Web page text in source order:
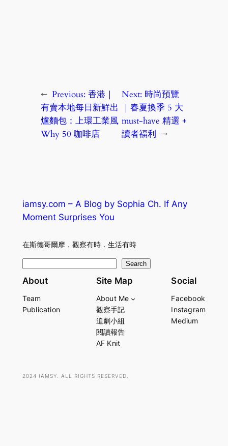
← Previous: 香港｜
有賣本地每日新鮮出
爐麵包：上環工業風
Why 50 咖啡店
Next: 時尚預覽
｜春夏換季 5 大
must-have 精選 +
讀者福利 →
iamsy.com – A Blog by Sophia Ch. If Any
Moment Surprises You
在斯德哥爾摩．觀察有時．生活有時
e
r
Search
About
Team
Publication
Site Map
About Me
觀察手記
追劇小組
閱讀報告
AF Knit
Social
Facebook
Instagram
Medium
2024 IAMSY. ALL RIGHTS RESERVED.